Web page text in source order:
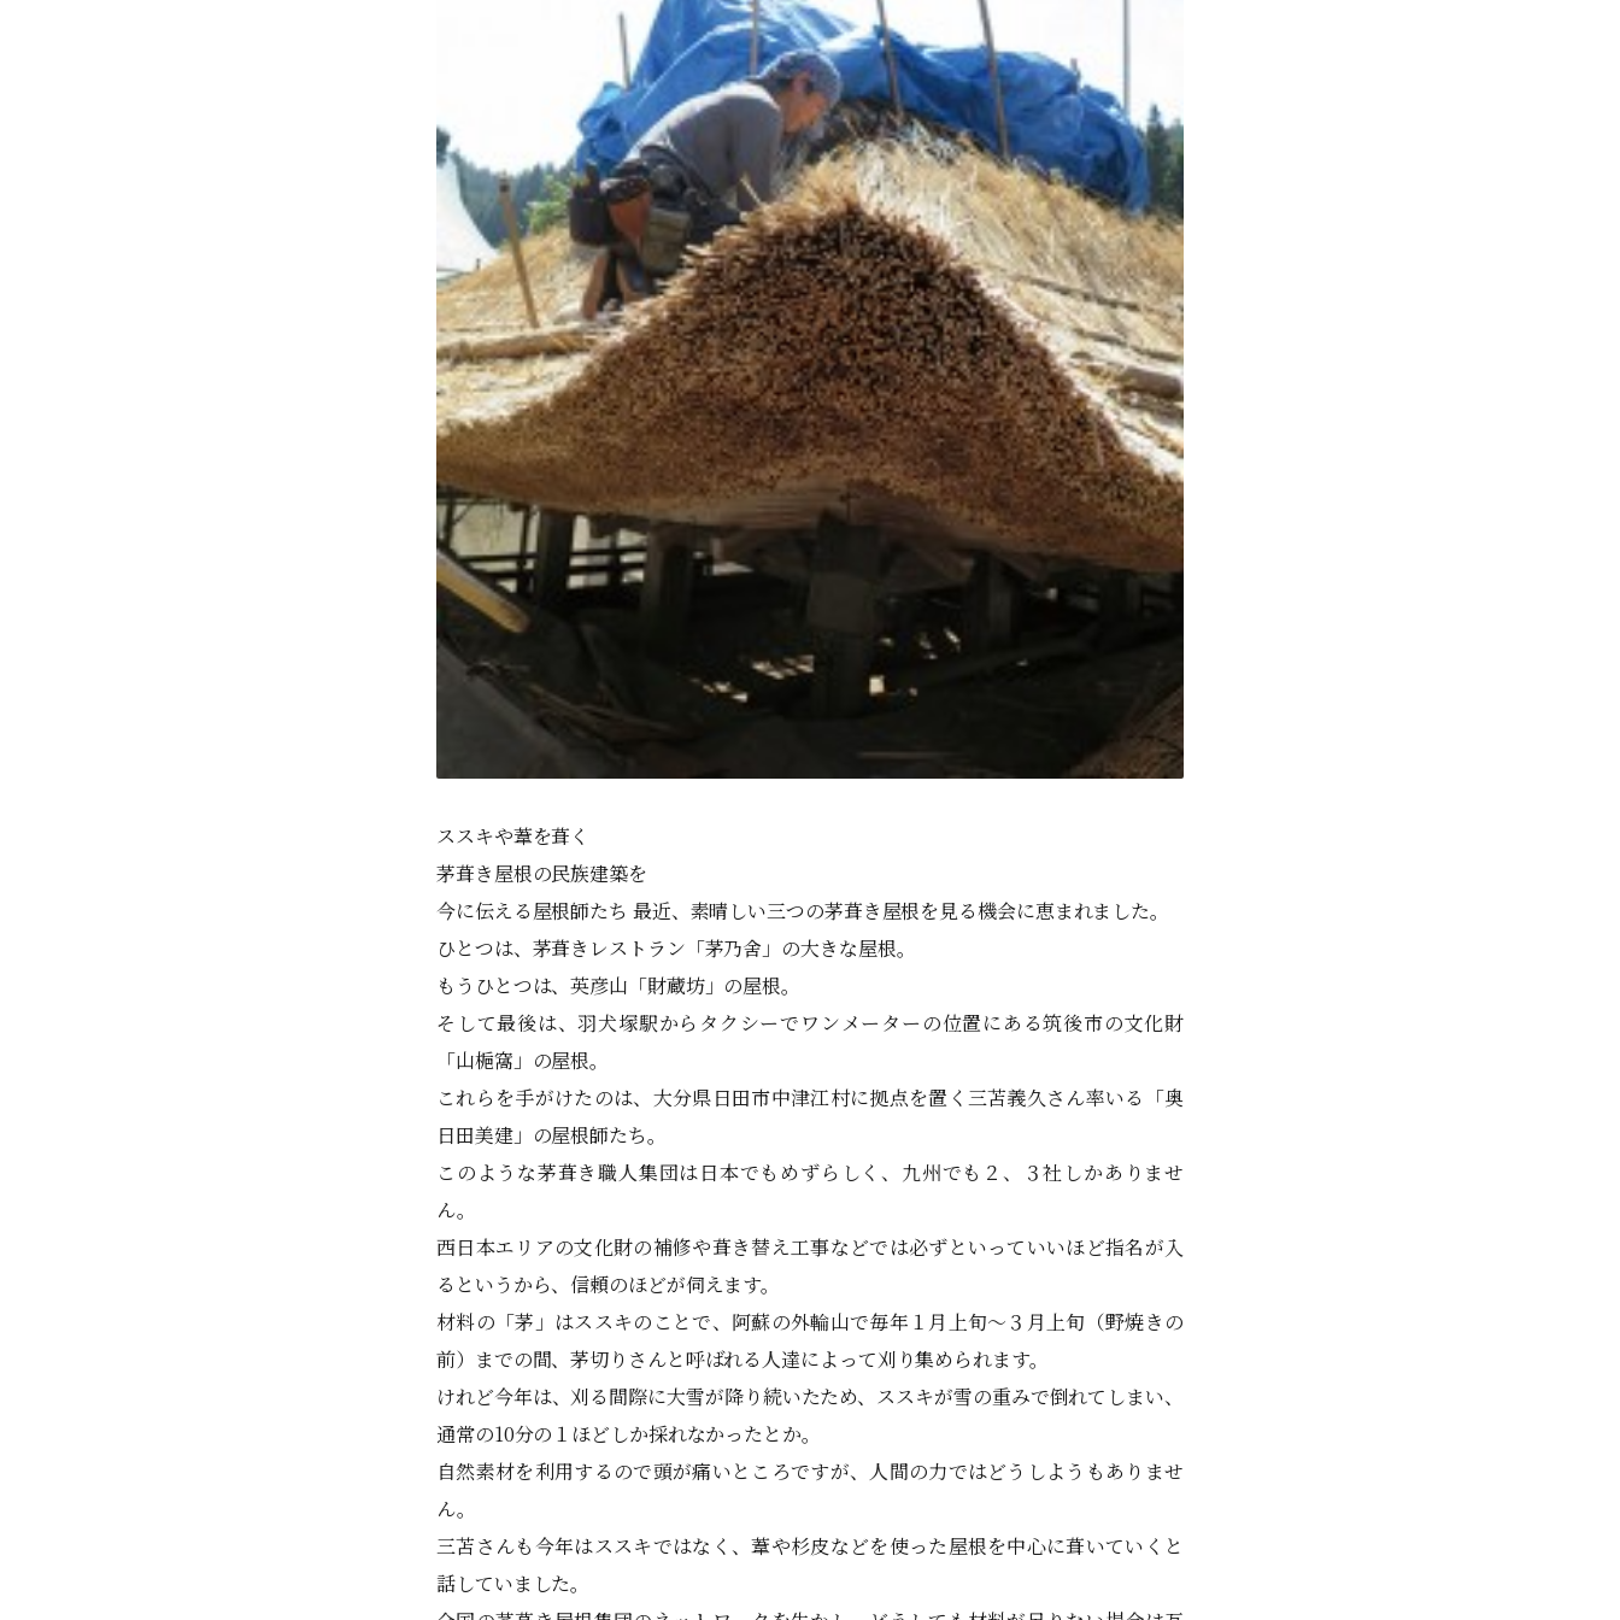
ススキや葦を葺く
茅葺き屋根の民族建築を
今に伝える屋根師たち 最近、素晴しい三つの茅葺き屋根を見る機会に恵まれました。
ひとつは、茅葺きレストラン「茅乃舍」の大きな屋根。
もうひとつは、英彦山「財蔵坊」の屋根。
そして最後は、羽犬塚駅からタクシーでワンメーターの位置にある筑後市の文化財
「山梔窩」の屋根。
これらを手がけたのは、大分県日田市中津江村に拠点を置く三苫義久さん率いる「奥
日田美建」の屋根師たち。
このような茅葺き職人集団は日本でもめずらしく、九州でも２、３社しかありませ
ん。
西日本エリアの文化財の補修や葺き替え工事などでは必ずといっていいほど指名が入
るというから、信頼のほどが伺えます。
材料の「茅」はススキのことで、阿蘇の外輪山で毎年１月上旬～３月上旬（野焼きの
前）までの間、茅切りさんと呼ばれる人達によって刈り集められます。
けれど今年は、刈る間際に大雪が降り続いたため、ススキが雪の重みで倒れてしまい、
通常の10分の１ほどしか採れなかったとか。
自然素材を利用するので頭が痛いところですが、人間の力ではどうしようもありませ
ん。
三苫さんも今年はススキではなく、葦や杉皮などを使った屋根を中心に葺いていくと
話していました。